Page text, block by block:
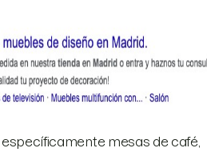
mesas de café,